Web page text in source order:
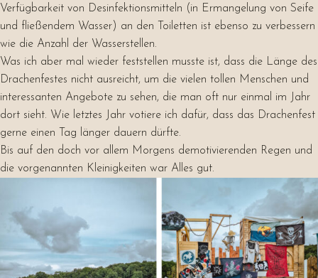
Verfügbarkeit von Desinfektionsmitteln (in Ermangelung von Seife
und fließendem Wasser) an den Toiletten ist ebenso zu verbessern
wie die Anzahl der Wasserstellen.
Was ich aber mal wieder feststellen musste ist, dass die Länge des
Drachenfestes nicht ausreicht, um die vielen tollen Menschen und
interessanten Angebote zu sehen, die man oft nur einmal im Jahr
dort sieht. Wie letztes Jahr votiere ich dafür, dass das Drachenfest
gerne einen Tag länger dauern dürfte.
Bis auf den doch vor allem Morgens demotivierenden Regen und
die vorgenannten Kleinigkeiten war Alles gut.